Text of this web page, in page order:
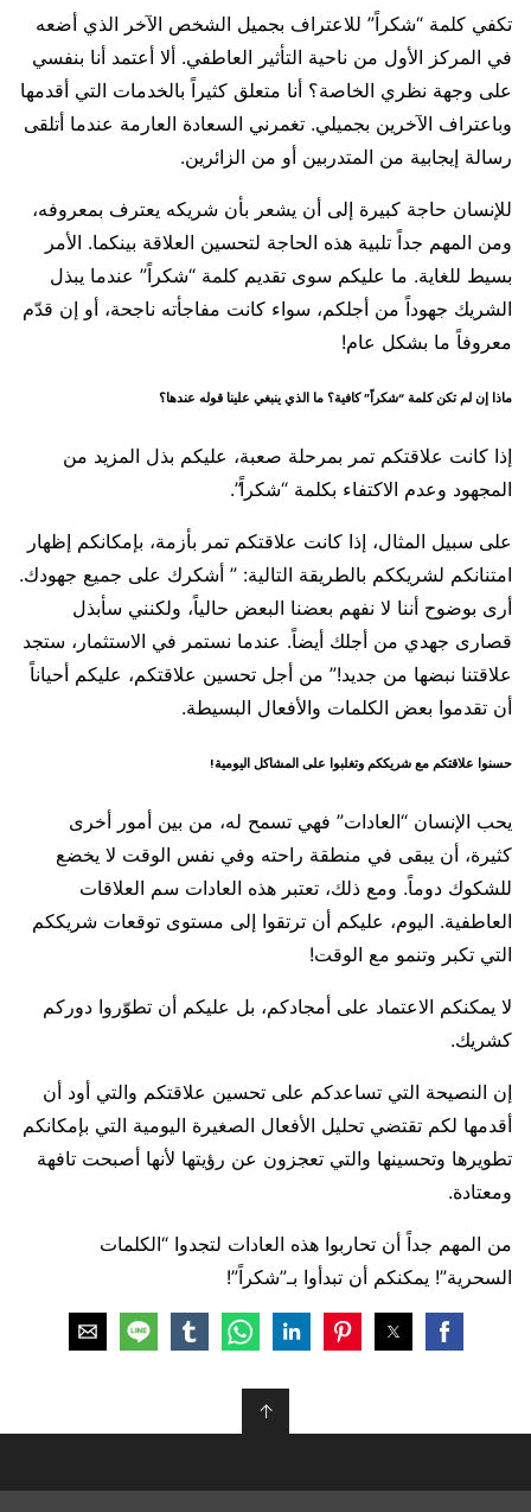
تكفي كلمة “شكراً” للاعتراف بجميل الشخص الآخر الذي أضعه
في المركز الأول من ناحية التأثير العاطفي. ألا أعتمد أنا بنفسي
على وجهة نظري الخاصة؟ أنا متعلق كثيراً بالخدمات التي أقدمها
وباعتراف الآخرين بجميلي. تغمرني السعادة العارمة عندما أتلقى
رسالة إيجابية من المتدربين أو من الزائرين.
للإنسان حاجة كبيرة إلى أن يشعر بأن شريكه يعترف بمعروفه،
ومن المهم جداً تلبية هذه الحاجة لتحسين العلاقة بينكما. الأمر
بسيط للغاية. ما عليكم سوى تقديم كلمة “شكراً” عندما يبذل
الشريك جهوداً من أجلكم، سواء كانت مفاجأته ناجحة، أو إن قدّم
معروفاً ما بشكل عام!
ماذا إن لم تكن كلمة “شكراً” كافية؟ ما الذي ينبغي علينا قوله عندها؟
إذا كانت علاقتكم تمر بمرحلة صعبة، عليكم بذل المزيد من
المجهود وعدم الاكتفاء بكلمة “شكراً”.
على سبيل المثال، إذا كانت علاقتكم تمر بأزمة، بإمكانكم إظهار
امتنانكم لشريككم بالطريقة التالية: ” أشكرك على جميع جهودك.
أرى بوضوح أننا لا نفهم بعضنا البعض حالياً، ولكنني سأبذل
قصارى جهدي من أجلك أيضاً. عندما نستمر في الاستثمار، ستجد
علاقتنا نبضها من جديد!” من أجل تحسين علاقتكم، عليكم أحياناً
أن تقدموا بعض الكلمات والأفعال البسيطة.
حسنوا علاقتكم مع شريككم وتغلبوا على المشاكل اليومية!
يحب الإنسان “العادات” فهي تسمح له، من بين أمور أخرى
كثيرة، أن يبقى في منطقة راحته وفي نفس الوقت لا يخضع
للشكوك دوماً. ومع ذلك، تعتبر هذه العادات سم العلاقات
العاطفية. اليوم، عليكم أن ترتقوا إلى مستوى توقعات شريككم
التي تكبر وتنمو مع الوقت!
لا يمكنكم الاعتماد على أمجادكم، بل عليكم أن تطوّروا دوركم
كشريك.
إن النصيحة التي تساعدكم على تحسين علاقتكم والتي أود أن
أقدمها لكم تقتضي تحليل الأفعال الصغيرة اليومية التي بإمكانكم
تطويرها وتحسينها والتي تعجزون عن رؤيتها لأنها أصبحت تافهة
ومعتادة.
من المهم جداً أن تحاربوا هذه العادات لتجدوا “الكلمات
السحرية”! يمكنكم أن تبدأوا بـ”شكراً”!
↑